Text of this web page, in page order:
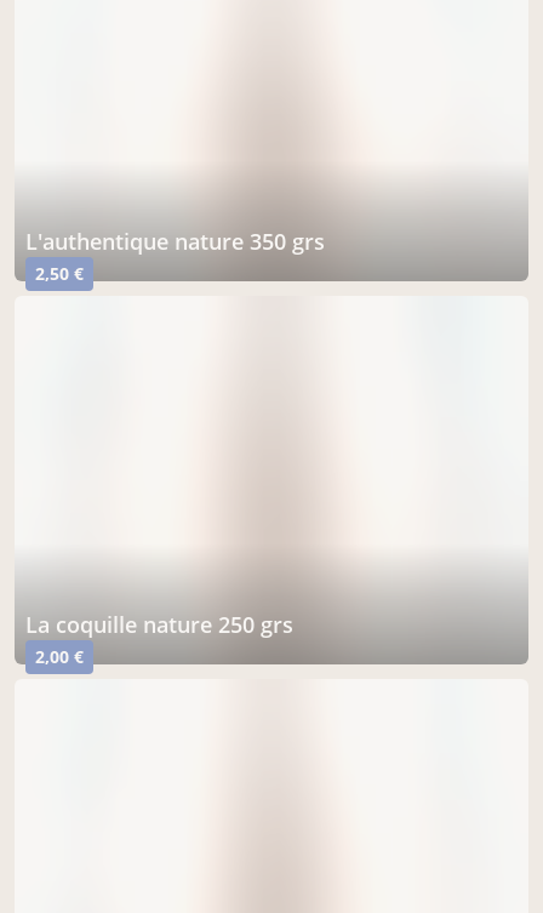
l'authentique nature 350 grs
2,50 €
la coquille nature 250 grs
2,00 €